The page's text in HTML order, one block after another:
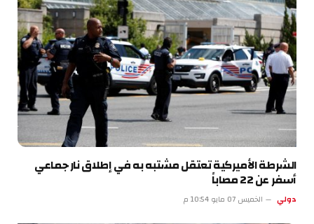
الشرطة الأميركية تعتقل مشتبه به في إطلاق نار جماعي
أسفر عن 22 مصاباً
دولي الخميس 07 مايو 10:54 م